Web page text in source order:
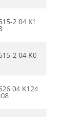
2 04 K1
2 04 K0
04 K124